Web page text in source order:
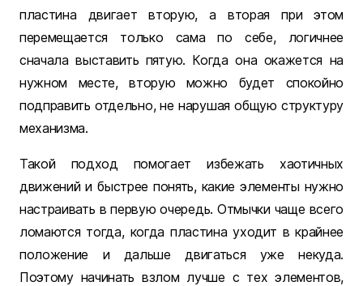
пластина двигает вторую, а вторая при этом
перемещается только сама по себе, логичнее
сначала выставить пятую. Когда она окажется на
нужном месте, вторую можно будет спокойно
подправить отдельно, не нарушая общую структуру
механизма.
Такой подход помогает избежать хаотичных
движений и быстрее понять, какие элементы нужно
настраивать в первую очередь. Отмычки чаще всего
ломаются тогда, когда пластина уходит в крайнее
положение и дальше двигаться уже некуда.
Поэтому начинать взлом лучше с тех элементов,